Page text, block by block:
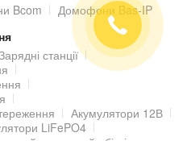
K42APвиконаний з пластику.
х 90.5 х 127.8 мм) і білий колір
непомітно і в будь-
Bcom
Домофони Bas-IP
станції
Акумулятори 12В
LiFePO4